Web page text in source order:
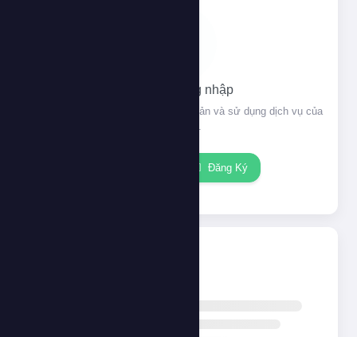
Vui lòng đăng nhập
Đăng nhập để xem thông tin tài khoản và sử dụng dịch vụ của
chúng tôi.
Đăng Ký